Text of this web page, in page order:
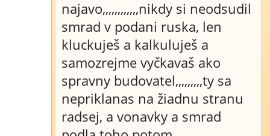
najavo,,,,,,,,,,,,nikdy si neodsudil
smrad v podani ruska, len
kluckuješ a kalkuluješ a
samozrejme vyčkavaš ako
spravny budovatel,,,,,,,,,ty sa
nepriklanas na žiadnu stranu
radsej, a vonavky a smrad